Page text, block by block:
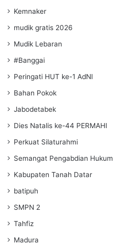
Kemnaker
mudik gratis 2026
Mudik Lebaran
#Banggai
Peringati HUT ke-1 AdNI
Bahan Pokok
Jabodetabek
Dies Natalis ke-44 PERMAHI
Perkuat Silaturahmi
Semangat Pengabdian Hukum
Kabupaten Tanah Datar
batipuh
SMPN 2
Tahfiz
Madura